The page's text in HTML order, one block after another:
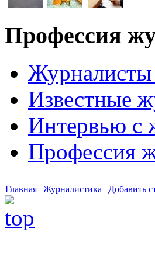
Профессия
Журналисты
Известные
Интервью с
Профессия
Главная | Журналистика | Добавить